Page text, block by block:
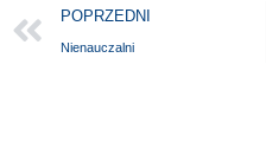
POPRZEDNI
Nienauczalni